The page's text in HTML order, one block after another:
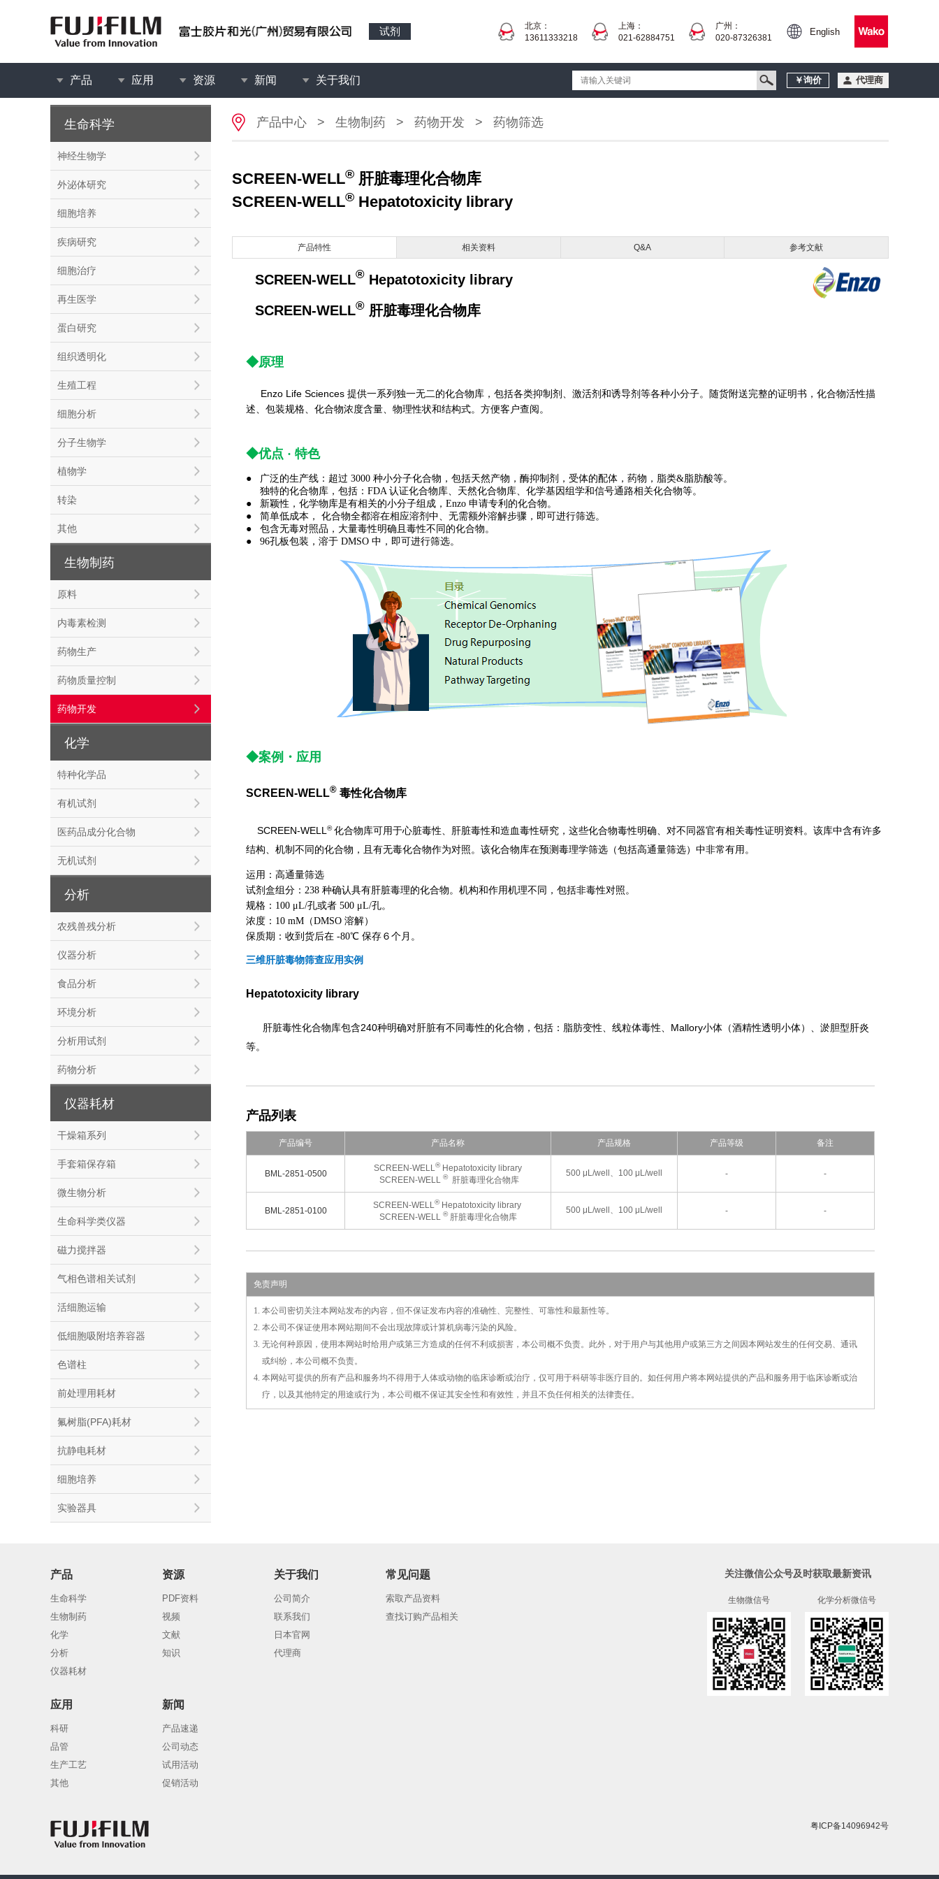
试剂
北京：
13611333218
上海：
021-62884751
广州：
020-87326381
English
产品 应用 资源 新闻 关于我们 ￥询价 代理商
生命科学
神经生物学
外泌体研究
细胞培养
疾病研究
细胞治疗
再生医学
蛋白研究
组织透明化
生殖工程
细胞分析
分子生物学
植物学
转染
其他
生物制药
原料
内毒素检测
药物生产
药物质量控制
药物开发
化学
特种化学品
有机试剂
医药品成分化合物
无机试剂
分析
农残兽残分析
仪器分析
食品分析
环境分析
分析用试剂
药物分析
仪器耗材
干燥箱系列
手套箱保存箱
微生物分析
生命科学类仪器
磁力搅拌器
气相色谱相关试剂
活细胞运输
低细胞吸附培养容器
色谱柱
前处理用耗材
氟树脂(PFA)耗材
抗静电耗材
细胞培养
实验器具
产品中心 > 生物制药 > 药物开发 > 药物筛选
SCREEN-WELL® 肝脏毒理化合物库
SCREEN-WELL® Hepatotoxicity library
产品特性 相关资料 Q&A 参考文献
SCREEN-WELL® Hepatotoxicity library
SCREEN-WELL® 肝脏毒理化合物库
◆原理
Enzo Life Sciences 提供一系列独一无二的化合物库，包括各类抑制剂、激活剂和诱导剂等各种小分子。随货附送完整的证明书，化合物活性描
述、包装规格、化合物浓度含量、物理性状和结构式。方便客户查阅。
◆优点 · 特色
● 广泛的生产线：超过 3000 种小分子化合物，包括天然产物，酶抑制剂，受体的配体，药物，脂类&脂肪酸等。
独特的化合物库，包括：FDA 认证化合物库、天然化合物库、化学基因组学和信号通路相关化合物等。
● 新颖性，化学物库是有相关的小分子组成，Enzo 申请专利的化合物。
● 简单低成本， 化合物全都溶在相应溶剂中、无需额外溶解步骤，即可进行筛选。
● 包含无毒对照品，大量毒性明确且毒性不同的化合物。
● 96孔板包装，溶于 DMSO 中，即可进行筛选。
◆案例 ・ 应用
SCREEN-WELL® 毒性化合物库
SCREEN-WELL®化合物库可用于心脏毒性、肝脏毒性和造血毒性研究，这些化合物毒性明确、对不同器官有相关毒性证明资料。该库中含有许多
结构、机制不同的化合物，且有无毒化合物作为对照。该化合物库在预测毒理学筛选（包括高通量筛选）中非常有用。
运用：高通量筛选
试剂盒组分：238 种确认具有肝脏毒理的化合物。机构和作用机理不同，包括非毒性对照。
规格： 100 μL/孔或者 500 μL/孔。
浓度： 10 mM （DMSO 溶解）
保质期：收到货后在 -80℃ 保存 ６ 个月。
三维肝脏毒物筛查应用实例
Hepatotoxicity library
肝脏毒性化合物库包含240种明确对肝脏有不同毒性的化合物，包括：脂肪变性、线粒体毒性、Mallory小体（酒精性透明小体）、淤胆型肝炎
等。
产品列表
产品编号 产品名称 产品规格 产品等级 备注
BML-2851-0500
SCREEN-WELL®Hepatotoxicity library
SCREEN-WELL ® 肝脏毒理化合物库
500 μL/well、100 μL/well - -
BML-2851-0100
SCREEN-WELL®Hepatotoxicity library
SCREEN-WELL ® 肝脏毒理化合物库
500 μL/well、100 μL/well - -
免责声明
1. 本公司密切关注本网站发布的内容，但不保证发布内容的准确性、完整性、可靠性和最新性等。
2. 本公司不保证使用本网站期间不会出现故障或计算机病毒污染的风险。
3. 无论何种原因，使用本网站时给用户或第三方造成的任何不利或损害，本公司概不负责。此外，对于用户与其他用户或第三方之间因本网站发生的任何交易、通讯
或纠纷，本公司概不负责。
4. 本网站可提供的所有产品和服务均不得用于人体或动物的临床诊断或治疗，仅可用于科研等非医疗目的。如任何用户将本网站提供的产品和服务用于临床诊断或治
疗，以及其他特定的用途或行为，本公司概不保证其安全性和有效性，并且不负任何相关的法律责任。
产品
生命科学
生物制药
化学
分析
仪器耗材
资源
PDF资料
视频
文献
知识
关于我们
公司简介
联系我们
日本官网
代理商
常见问题
索取产品资料
查找订购产品相关
应用
科研
品管
生产工艺
其他
新闻
产品速递
公司动态
试用活动
促销活动
关注微信公众号及时获取最新资讯
生物微信号 化学分析微信号
粤ICP备14096942号